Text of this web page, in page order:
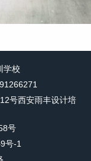
学校
号西安雨丰设计培
号
号-1